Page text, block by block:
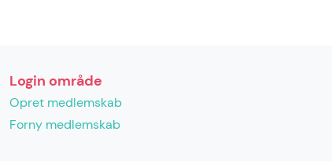
Login område
Opret medlemskab
Forny medlemskab